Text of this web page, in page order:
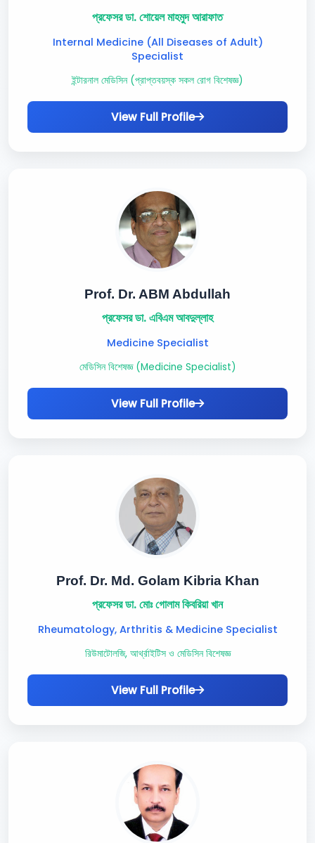
প্রফেসর ডা. শোয়েল মাহমুদ আরাফাত
Internal Medicine (All Diseases of Adult)
Specialist
ইন্টারনাল মেডিসিন (প্রাপ্তবয়স্ক সকল রোগ বিশেষজ্ঞ)
View Full Profile
Prof. Dr. ABM Abdullah
প্রফেসর ডা. এবিএম আবদুল্লাহ
Medicine Specialist
মেডিসিন বিশেষজ্ঞ (Medicine Specialist)
View Full Profile
Prof. Dr. Md. Golam Kibria Khan
প্রফেসর ডা. মোঃ গোলাম কিবরিয়া খান
Rheumatology, Arthritis & Medicine Specialist
রিউমাটোলজি, আর্থ্রাইটিস ও মেডিসিন বিশেষজ্ঞ
View Full Profile